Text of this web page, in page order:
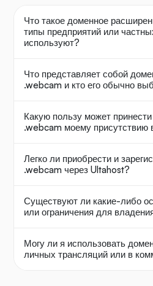
Что такое доменное
типы предприятий или
используют?
Что представляет собой
.webcam и кто его обычно
Какую пользу может
.webcam моему присутствию
Легко ли приобрести и
.webcam через Ultahost?
Существуют ли какие-либо
или ограничения для
Могу ли я использовать
личных трансляций или в